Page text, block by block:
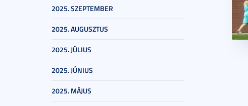
2025. SZEPTEMBER
2025. AUGUSZTUS
2025. JÚLIUS
2025. JÚNIUS
2025. MÁJUS